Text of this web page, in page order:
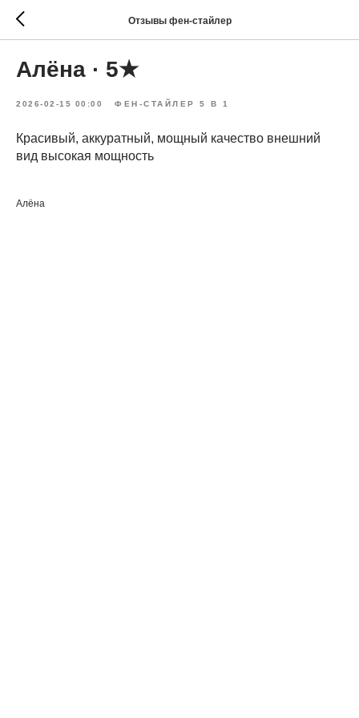
Отзывы фен-стайлер
Алёна · 5★
2026-02-15 00:00 ФЕН-СТАЙЛЕР 5 В 1
Красивый, аккуратный, мощный качество внешний
вид высокая мощность
Алёна